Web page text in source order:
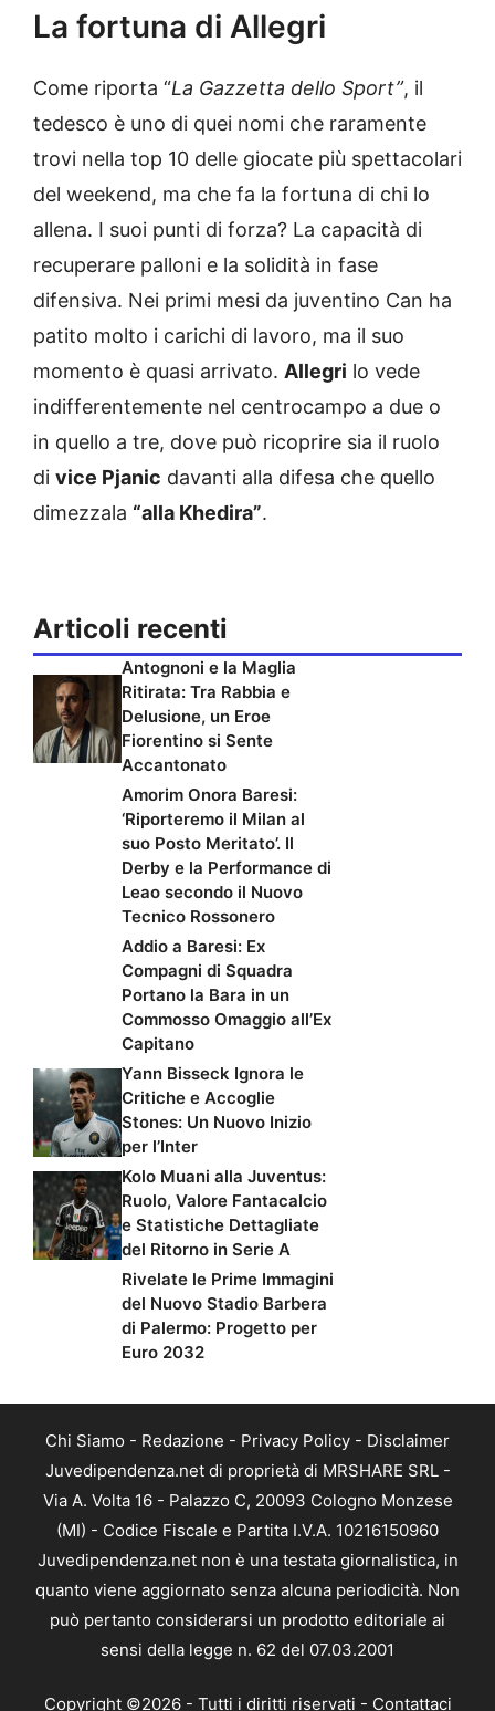
La fortuna di Allegri
Come riporta “La Gazzetta dello Sport”, il
tedesco è uno di quei nomi che raramente
trovi nella top 10 delle giocate più spettacolari
del weekend, ma che fa la fortuna di chi lo
allena. I suoi punti di forza? La capacità di
recuperare palloni e la solidità in fase
difensiva. Nei primi mesi da juventino Can ha
patito molto i carichi di lavoro, ma il suo
momento è quasi arrivato. Allegri lo vede
indifferentemente nel centrocampo a due o
in quello a tre, dove può ricoprire sia il ruolo
di vice Pjanic davanti alla difesa che quello
dimezzala “alla Khedira”.
Articoli recenti
Antognoni e la Maglia
Ritirata: Tra Rabbia e
Delusione, un Eroe
Fiorentino si Sente
Accantonato
Amorim Onora Baresi:
‘Riporteremo il Milan al
suo Posto Meritato’. Il
Derby e la Performance di
Leao secondo il Nuovo
Tecnico Rossonero
Addio a Baresi: Ex
Compagni di Squadra
Portano la Bara in un
Commosso Omaggio all’Ex
Capitano
Yann Bisseck Ignora le
Critiche e Accoglie
Stones: Un Nuovo Inizio
per l’Inter
Kolo Muani alla Juventus:
Ruolo, Valore Fantacalcio
e Statistiche Dettagliate
del Ritorno in Serie A
Rivelate le Prime Immagini
del Nuovo Stadio Barbera
di Palermo: Progetto per
Euro 2032
Chi Siamo - Redazione - Privacy Policy - Disclaimer
Juvedipendenza.net di proprietà di MRSHARE SRL -
Via A. Volta 16 - Palazzo C, 20093 Cologno Monzese
(MI) - Codice Fiscale e Partita I.V.A. 10216150960
Juvedipendenza.net non è una testata giornalistica, in
quanto viene aggiornato senza alcuna periodicità. Non
può pertanto considerarsi un prodotto editoriale ai
sensi della legge n. 62 del 07.03.2001
Copyright ©2026 - Tutti i diritti riservati - Contattaci